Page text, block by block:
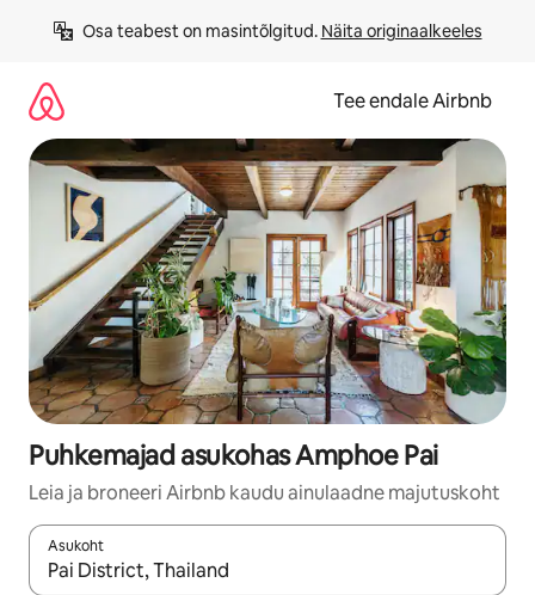
Osa teabest on masintõlgitud. Näita originaalkeeles
Tee endale Airbnb
Puhkemajad asukohas Amphoe Pai
Leia ja broneeri Airbnb kaudu ainulaadne majutuskoht
Asukoht
Kui tulemused on kuvatud, liigu ekraanil nooleklahvidega või